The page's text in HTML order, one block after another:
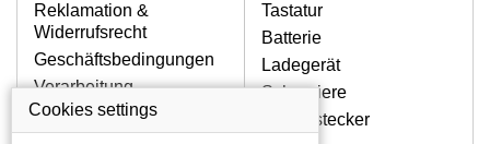
ist ungleichmäßig hell.
LCD DISPLAYS SONY VAIO VGN-
NW100 VON HÖCHSTER
QUALITÄT!
Reklamation &
Widerrufsrecht
Geschäftsbedingungen
Verarbeitung
personenbezogener
Daten
Tastatur
Batterie
Ladegerät
Scharniere
Gerätestecker
Cookies settings